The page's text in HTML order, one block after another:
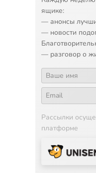
ящике:
— анонсы
— новости
— разговор о
Рассылки
платформе